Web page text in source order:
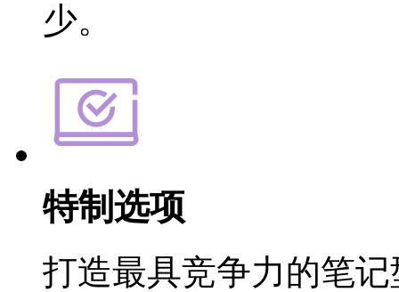
少。
特制选项
打造最具竞争力的笔